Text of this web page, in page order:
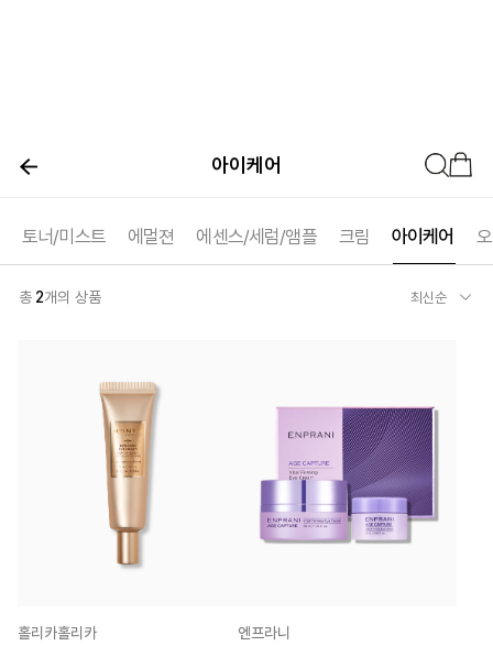
아이케어
토너/미스트 에멀젼 에센스/세럼/앰플 크림 아이케어
총 2개의 상품
홀리카홀리카 엔프라니